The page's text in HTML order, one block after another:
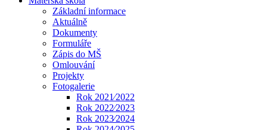
Základní informace
Aktuálně
Dokumenty
Formuláře
Zápis do MŠ
Omlouvání
Projekty
Fotogalerie
Rok 2021⁄2022
Rok 2022⁄2023
Rok 2023⁄2024